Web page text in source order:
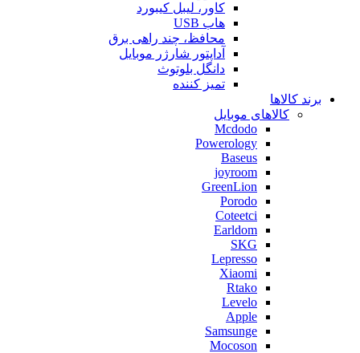
کاور، لیبل کیبورد
هاب USB
محافظ، چند راهی برق
آداپتور شارژر موبایل
دانگل بلوتوث
تمیز کننده
برند کالاها
کالاهای موبایل
Mcdodo
Powerology
Baseus
joyroom
GreenLion
Porodo
Coteetci
Earldom
SKG
Lepresso
Xiaomi
Rtako
Levelo
Apple
Samsunge
Mocoson